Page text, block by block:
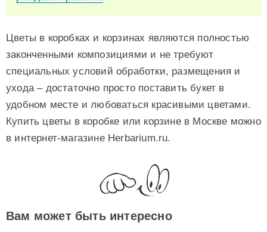
Цветы в коробках и корзинах являются полностью
законченными композициями и не требуют
специальных условий обработки, размещения и
ухода – достаточно просто поставить букет в
удобном месте и любоваться красивыми цветами.
Купить цветы в коробке или корзине в Москве можно
в интернет-магазине Herbarium.ru.
Вам может быть интересно